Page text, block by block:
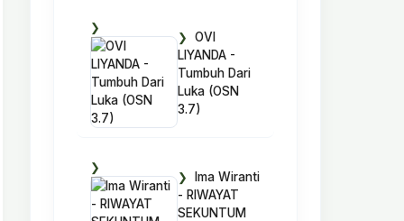
OVI
LIYANDA -
Tumbuh Dari
Luka (OSN
3.7)
Ima Wiranti
- RIWAYAT
SEKUNTUM